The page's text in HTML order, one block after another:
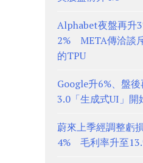
Alphabet夜盤再升
2% META傳洽談
的TPU
Google升6%、盤
3.0「生成式UI」開
蔚來上季經調整虧
4% 毛利率升至